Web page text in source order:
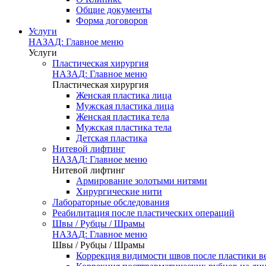
Общие документы
Форма договоров
Услуги
НАЗАД: Главное меню
Услуги
Пластическая хирургия
НАЗАД: Главное меню
Пластическая хирургия
Женская пластика лица
Мужская пластика лица
Женская пластика тела
Мужская пластика тела
Детская пластика
Нитевой лифтинг
НАЗАД: Главное меню
Нитевой лифтинг
Армирование золотыми нитями
Хирургические нити
Лабораторные обследования
Реабилитация после пластических операций
Швы / Рубцы / Шрамы
НАЗАД: Главное меню
Швы / Рубцы / Шрамы
Коррекция видимости швов после пластики